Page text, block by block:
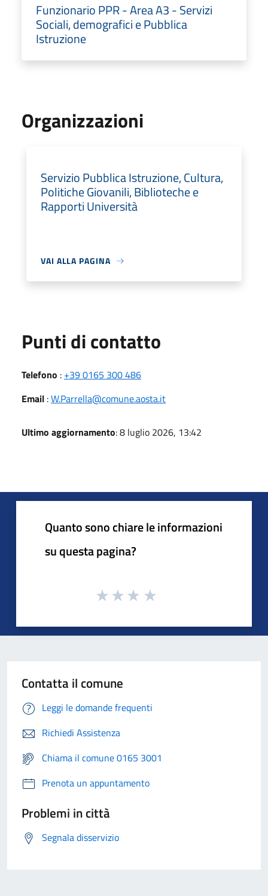
Funzionario PPR - Area A3 - Servizi
Sociali, demografici e Pubblica
Istruzione
Organizzazioni
Servizio Pubblica Istruzione, Cultura,
Politiche Giovanili, Biblioteche e
Rapporti Università
VAI ALLA PAGINA
Punti di contatto
Telefono : +39 0165 300 486
Email :W.Parrella@comune.aosta.it
Ultimo aggiornamento: 8 luglio 2026, 13:42
Quanto sono chiare le informazioni
su questa pagina?
Contatta il comune
Leggi le domande frequenti
Richiedi Assistenza
Chiama il comune 0165 3001
Prenota un appuntamento
Problemi in città
Segnala disservizio